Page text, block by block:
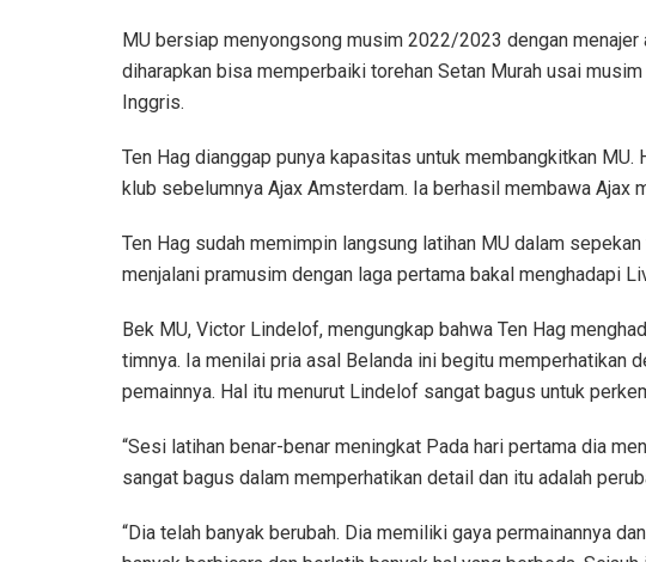
MU bersiap menyongsong musim 2022/2023 dengan menajer
diharapkan bisa memperbaiki torehan Setan Murah usai
Inggris.
Ten Hag dianggap punya kapasitas untuk membangkitkan
klub sebelumnya Ajax Amsterdam. Ia berhasil membawa Ajax
Ten Hag sudah memimpin langsung latihan MU dalam
menjalani pramusim dengan laga pertama bakal menghadapi
Bek MU, Victor Lindelof, mengungkap bahwa Ten Hag
timnya. Ia menilai pria asal Belanda ini begitu memperhatikan
pemainnya. Hal itu menurut Lindelof sangat bagus untuk
“Sesi latihan benar-benar meningkat Pada hari pertama dia
sangat bagus dalam memperhatikan detail dan itu adalah
“Dia telah banyak berubah. Dia memiliki gaya permainannya